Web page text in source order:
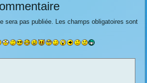
sera pas publiée. Les champs obligatoires sont